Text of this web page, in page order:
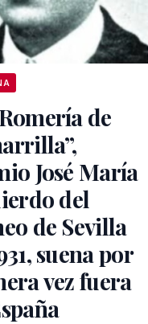
de
José María
del
de Sevilla
suena por
vez fuera